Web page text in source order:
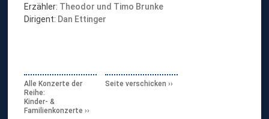
Erzähler: Theodor und Timo Brunke
Dirigent: Dan Ettinger
Alle Konzerte der
Reihe:
Kinder- &
Familienkonzerte
Seite verschicken